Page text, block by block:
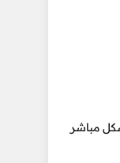
مباشر